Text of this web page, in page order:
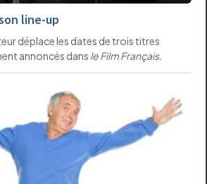
line-up
déplace les dates de trois titres
annoncés dans le Film Français.